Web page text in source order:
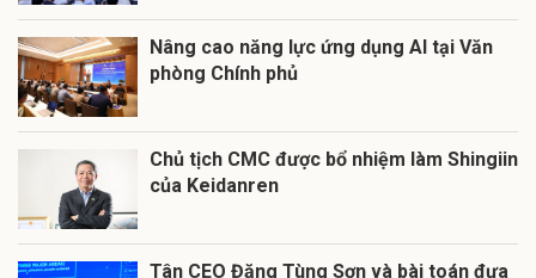
Nâng cao năng lực ứng dụng AI tại Văn
phòng Chính phủ
Chủ tịch CMC được bổ nhiệm làm Shingiin
của Keidanren
Tân CEO Đặng Tùng Sơn và bài toán đưa